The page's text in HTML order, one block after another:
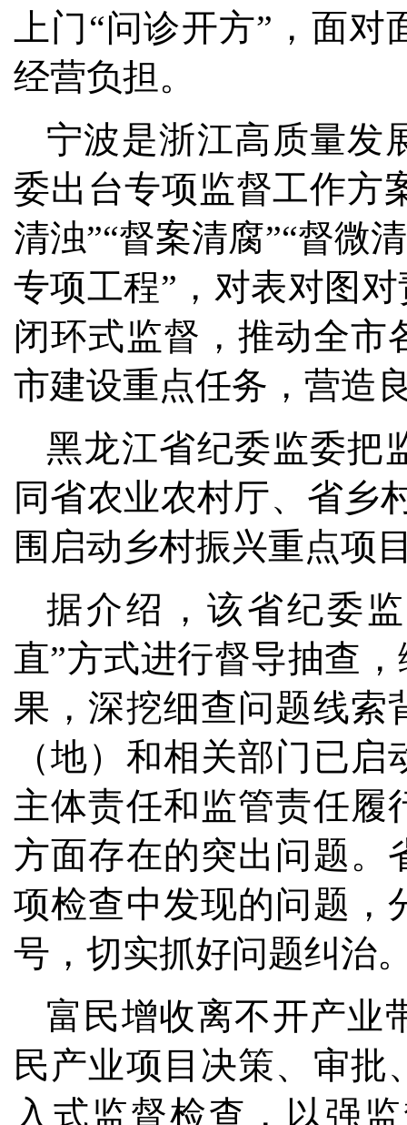
上门“问诊开方”，面对
经营负担。
宁波是浙江高质量发
委出台专项监督工作方
清浊”“督案清腐”“督微
专项工程”，对表对图
闭环式监督，推动全市
市建设重点任务，营造
黑龙江省纪委监委把
同省农业农村厅、省乡
围启动乡村振兴重点项
据介绍，该省纪委
直”方式进行督导抽查
果，深挖细查问题线索
（地）和相关部门已
主体责任和监管责任履
方面存在的突出问题。
项检查中发现的问题，
号，切实抓好问题纠治
富民增收离不开产业
民产业项目决策、审批
入式监督检查，以强